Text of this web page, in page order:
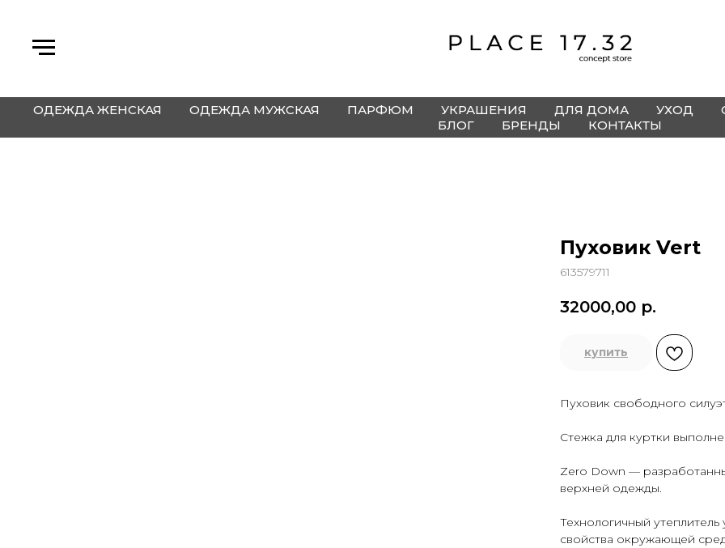
ОДЕЖДА ЖЕНСКАЯ ОДЕЖДА МУЖСКАЯ ПАРФЮМ УКРАШЕНИЯ ДЛЯ ДОМА УХОД
БЛОГ
БРЕНДЫ КОНТАКТЫ
Пуховик Vert
613579711
32000,00 р.
купить
Пуховик свободного
Стежка для куртки
Zero Down —
верхней одежды.
Технологичный
свойства окружающей